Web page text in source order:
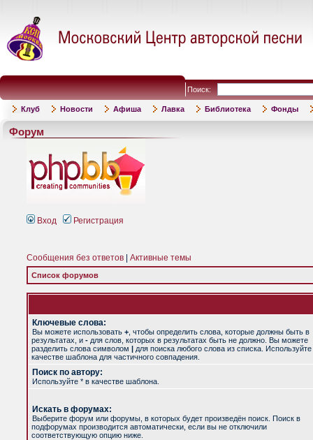
Поиск:
Клуб Новости Афиша Лавка Библиотека Фонды
Форум
Вход Регистрация
Сообщения без ответов Активные темы
Список форумов
Ключевые слова:
Вы можете использовать + , чтобы определить слова, которые должны быть в
результатах, и - для слов, которых в результатах быть не должно. Вы можете
разделить слова символом | для поиска любого слова из списка. Используйте
качестве шаблона для частичного совпадения.
Поиск по автору:
Используйте * в качестве шаблона.
Искать в форумах:
Выберите форум или форумы, в которых будет произведён поиск. Поиск в
подфорумах производится автоматически, если вы не отключили
соответствующую опцию ниже.